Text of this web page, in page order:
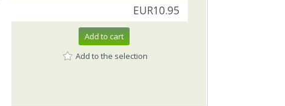
EUR10.95
Add to cart
Add to the selection